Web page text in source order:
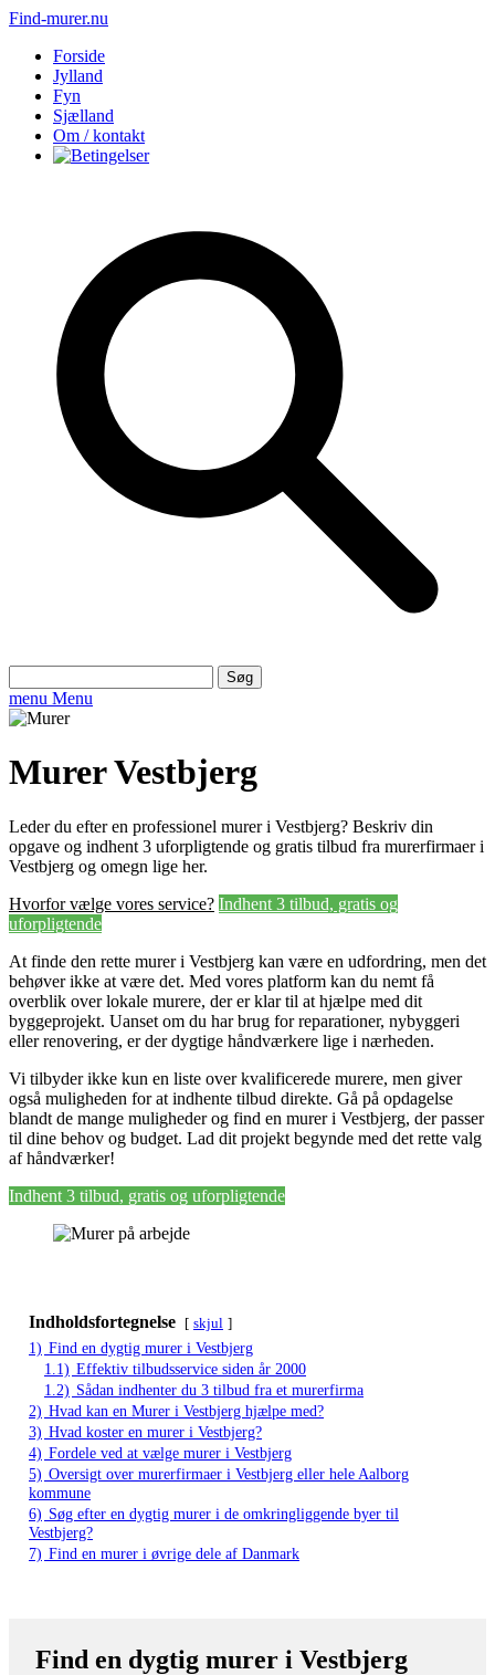
Find-murer.nu
Forside
Jylland
Fyn
Sjælland
Om / kontakt
efter:
menu Menu
Murer Vestbjerg
Leder du efter en professionel murer i Vestbjerg? Beskriv din
opgave og indhent 3 uforpligtende og gratis tilbud fra murerfirmaer i
Vestbjerg og omegn lige her.
Hvorfor vælge vores service? Indhent 3 tilbud, gratis og
uforpligtende
At finde den rette murer i Vestbjerg kan være en udfordring, men det
behøver ikke at være det. Med vores platform kan du nemt få
overblik over lokale murere, der er klar til at hjælpe med dit
byggeprojekt. Uanset om du har brug for reparationer, nybyggeri
eller renovering, er der dygtige håndværkere lige i nærheden.
Vi tilbyder ikke kun en liste over kvalificerede murere, men giver
også muligheden for at indhente tilbud direkte. Gå på opdagelse
blandt de mange muligheder og find en murer i Vestbjerg, der passer
til dine behov og budget. Lad dit projekt begynde med det rette valg
af håndværker!
Indhent 3 tilbud, gratis og uforpligtende
Indholdsfortegnelse skjul
1) Find en dygtig murer i Vestbjerg
1.1) Effektiv tilbudsservice siden år 2000
1.2) Sådan indhenter du 3 tilbud fra et murerfirma
2) Hvad kan en Murer i Vestbjerg hjælpe med?
3) Hvad koster en murer i Vestbjerg?
4) Fordele ved at vælge murer i Vestbjerg
5) Oversigt over murerfirmaer i Vestbjerg eller hele Aalborg
kommune
6) Søg efter en dygtig murer i de omkringliggende byer til
Vestbjerg?
7) Find en murer i øvrige dele af Danmark
Find en dygtig murer i Vestbjerg